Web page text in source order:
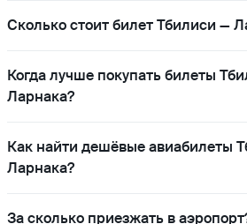
Сколько стоит билет Тбилиси —
Когда лучше покупать билеты
Ларнака?
Как найти дешёвые авиабилеты
Ларнака?
За сколько приезжать в